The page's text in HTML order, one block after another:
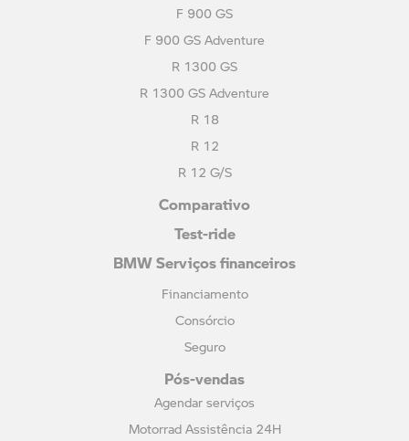
F 900 GS
F 900 GS Adventure
R 1300 GS
R 1300 GS Adventure
R 18
R 12
R 12 G/S
Comparativo
Test-ride
BMW Serviços financeiros
Financiamento
Consórcio
Seguro
Pós-vendas
Agendar serviços
Motorrad Assistência 24H